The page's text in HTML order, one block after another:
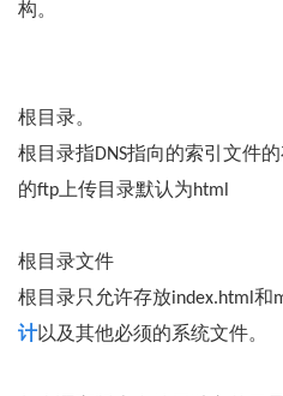
构。
根目录。
根目录指DNS指向的索引文件
的ftp上传目录默认为html
根目录文件
根目录只允许存放index.html和
计以及其他必须的系统文件。